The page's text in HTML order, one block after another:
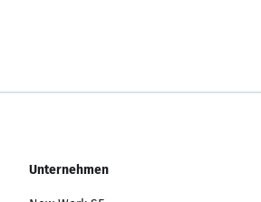
Unternehmen